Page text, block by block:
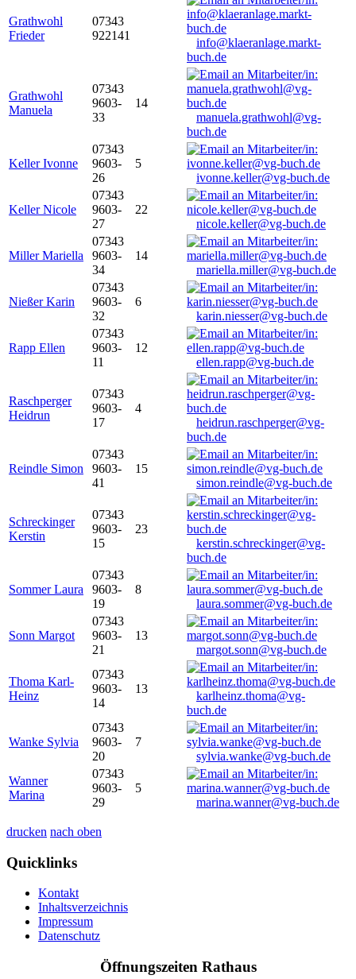
Grathwohl
Frieder
07343
922141
info@klaeranlage.markt-
buch.de
Grathwohl
Manuela
07343
9603-
33
14
manuela.grathwohl@vg-
buch.de
Keller Ivonne
07343
9603-
26
5
ivonne.keller@vg-buch.de
Keller Nicole
07343
9603-
27
22
nicole.keller@vg-buch.de
Miller Mariella
07343
9603-
34
14
mariella.miller@vg-buch.de
Nießer Karin
07343
9603-
32
6
karin.niesser@vg-buch.de
Rapp Ellen
07343
9603-
11
12
ellen.rapp@vg-buch.de
Raschperger
Heidrun
07343
9603-
17
4
heidrun.raschperger@vg-
buch.de
Reindle Simon
07343
9603-
41
15
simon.reindle@vg-buch.de
Schreckinger
Kerstin
07343
9603-
15
23
kerstin.schreckinger@vg-
buch.de
Sommer Laura
07343
9603-
19
8
laura.sommer@vg-buch.de
Sonn Margot
07343
9603-
21
13
margot.sonn@vg-buch.de
Thoma Karl-
Heinz
07343
9603-
14
13
karlheinz.thoma@vg-
buch.de
Wanke Sylvia
07343
9603-
20
7
sylvia.wanke@vg-buch.de
Wanner
Marina
07343
9603-
29
5
marina.wanner@vg-buch.de
drucken nach oben
Quicklinks
Kontakt
Inhaltsverzeichnis
Impressum
Datenschutz
Öffnungszeiten Rathaus